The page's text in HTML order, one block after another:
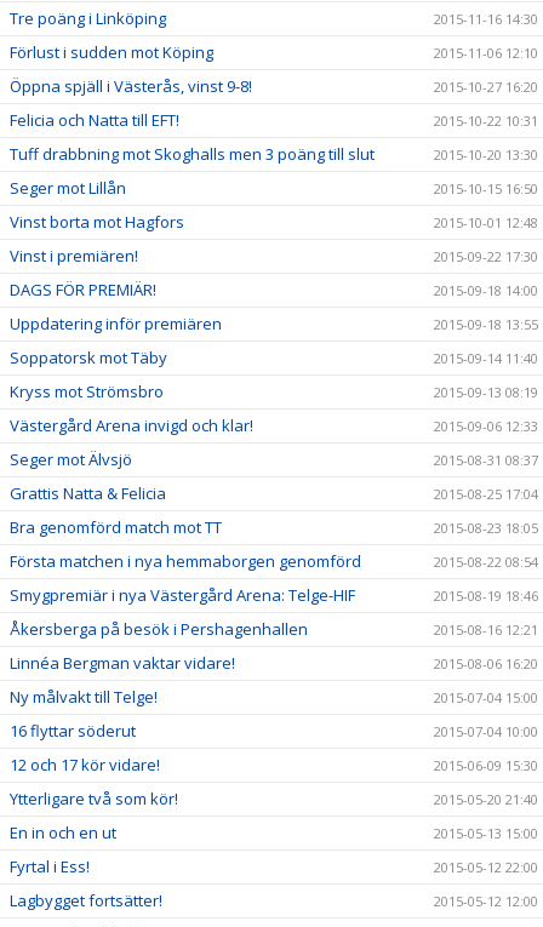
Tre poäng i Linköping 2015-11-16 14:30
Förlust i sudden mot Köping 2015-11-06 12:10
Öppna spjäll i Västerås, vinst 9-8! 2015-10-27 16:20
Felicia och Natta till EFT! 2015-10-22 10:31
Tuff drabbning mot Skoghalls men 3 poäng till slut 2015-10-20 13:30
Seger mot Lillån 2015-10-15 16:50
Vinst borta mot Hagfors 2015-10-01 12:48
Vinst i premiären! 2015-09-22 17:30
DAGS FÖR PREMIÄR! 2015-09-18 14:00
Uppdatering inför premiären 2015-09-18 13:55
Soppatorsk mot Täby 2015-09-14 11:40
Kryss mot Strömsbro 2015-09-13 08:19
Västergård Arena invigd och klar! 2015-09-06 12:33
Seger mot Älvsjö 2015-08-31 08:37
Grattis Natta & Felicia 2015-08-25 17:04
Bra genomförd match mot TT 2015-08-23 18:05
Första matchen i nya hemmaborgen genomförd 2015-08-22 08:54
Smygpremiär i nya Västergård Arena: Telge-HIF 2015-08-19 18:46
Åkersberga på besök i Pershagenhallen 2015-08-16 12:21
Linnéa Bergman vaktar vidare! 2015-08-06 16:20
Ny målvakt till Telge! 2015-07-04 15:00
16 flyttar söderut 2015-07-04 10:00
12 och 17 kör vidare! 2015-06-09 15:30
Ytterligare två som kör! 2015-05-20 21:40
En in och en ut 2015-05-13 15:00
Fyrtal i Ess! 2015-05-12 22:00
Lagbygget fortsätter! 2015-05-12 12:00